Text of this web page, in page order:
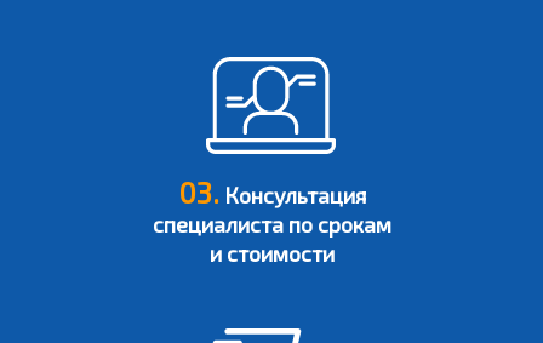
03.Консультация
специалиста по срокам
и стоимости